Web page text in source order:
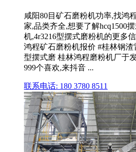
咸阳80目矿石磨粉机功率,找鸿
家,品类齐全,想要了解hcq1500
机,4r3216型摆式磨粉机的更多
鸿程矿石磨粉机报价 #桂林钢
型摆式磨 桂林鸿程磨粉机厂于
999个喜欢,来抖音 ...
联系电话: 180 3780 8511